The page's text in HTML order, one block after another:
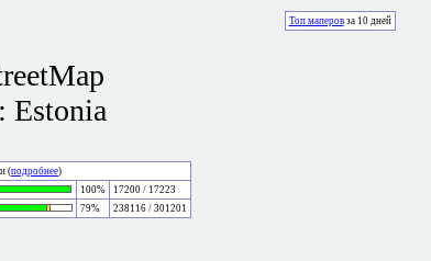
Estonia
(подробнее)
100%
17200 / 17223
79% 238116 / 301201
Топ маперовза 10 дней